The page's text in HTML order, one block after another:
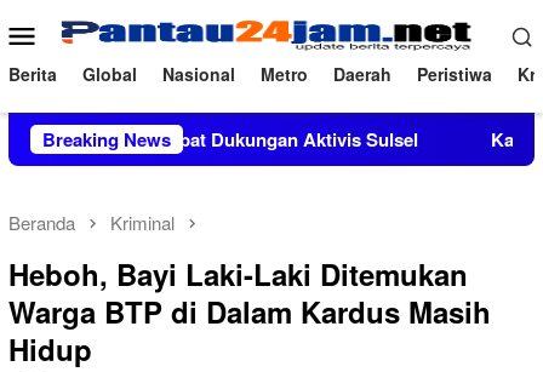
ke
konten
Menu
Mobile
Berita Global Nasional Metro Daerah Peristiwa
Breaking News
Dukungan Aktivis Sulsel Kapolres Polewali
Beranda Kriminal
Heboh, Bayi Laki-Laki Ditemukan
Warga BTP di Dalam Kardus Masih
Hidup